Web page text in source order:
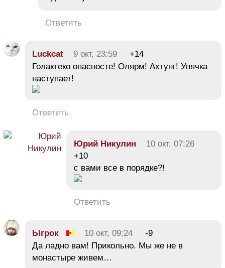
Ответить
Luckcat 9 окт, 23:59
+14
Голактеко опасносте! Олярм! Ахтунг! Упячка
наступает!
Ответить
Юрий Никулин
10 окт, 07:26
+10
с вами все в порядке?!
Ответить
Ыгрок 10 окт, 09:24
-9
Да ладно вам! Прикольно. Мы же не в
монастыре живем…